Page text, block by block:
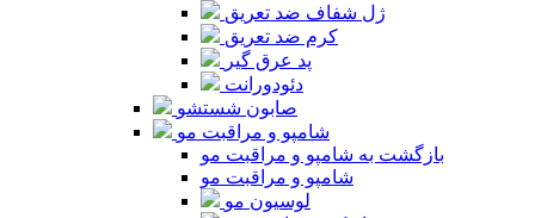
ژل شفاف ضد تعریق
کرم ضد تعریق
پد عرق گیر
دئودورانت
صابون شستشو
شامپو و مراقبت مو
بازگشت به شامپو و مراقبت مو
شامپو و مراقبت مو
لوسیون مو